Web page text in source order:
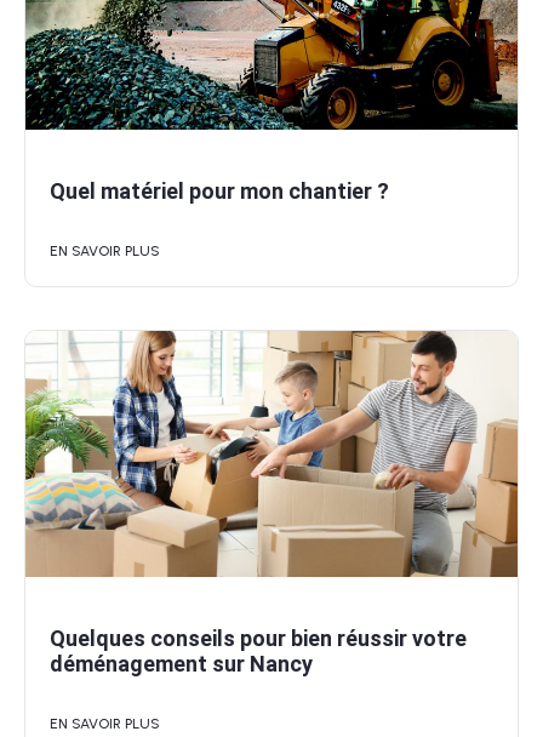
Quel matériel pour mon chantier ?
EN SAVOIR PLUS
Quelques conseils pour bien réussir votre
déménagement sur Nancy
EN SAVOIR PLUS